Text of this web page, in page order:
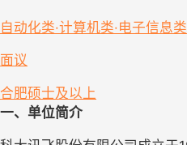
自动化类·计算机类·电子信息
面议
合肥硕士及以上
一、单位简介